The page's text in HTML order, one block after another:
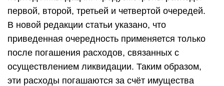
первой, второй, третьей и четвертой очередей.
В новой редакции статьи указано, что
приведенная очередность применяется только
после погашения расходов, связанных с
осуществлением ликвидации. Таким образом,
эти расходы погашаются за счёт имущества